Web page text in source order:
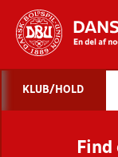
KLUB/HOLD